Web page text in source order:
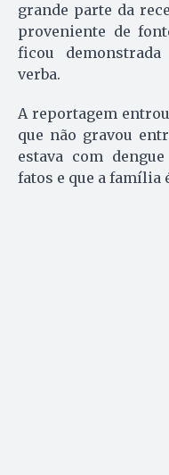
grande parte da
proveniente de
ficou
verba.
A reportagem
que não gravou
estava com
fatos e que a família